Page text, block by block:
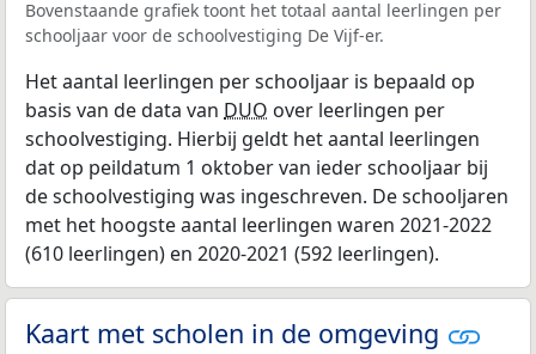
Bovenstaande grafiek toont het totaal aantal leerlingen per
schooljaar voor de schoolvestiging De Vijf-er.
Het aantal leerlingen per schooljaar is bepaald op
basis van de data van DUO over leerlingen per
schoolvestiging. Hierbij geldt het aantal leerlingen
dat op peildatum 1 oktober van ieder schooljaar bij
de schoolvestiging was ingeschreven. De schooljaren
met het hoogste aantal leerlingen waren 2021-2022
(610 leerlingen) en 2020-2021 (592 leerlingen).
Kaart met scholen in de omgeving